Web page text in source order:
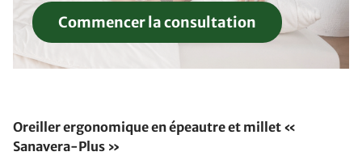
Commencer la consultation
Oreiller ergonomique en épeautre et millet «
Sanavera-Plus »